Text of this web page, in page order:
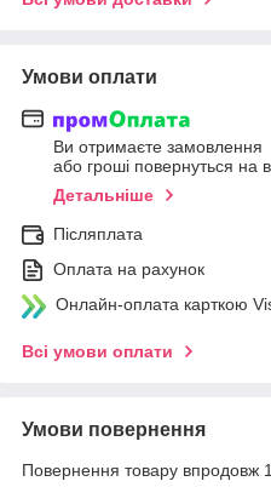
Умови оплати
Ви отримаєте замовлення
або гроші повернуться на
Детальніше
Післяплата
Оплата на рахунок
Онлайн-оплата карткою
Всі умови оплати
Умови повернення
Повернення товару впродовж